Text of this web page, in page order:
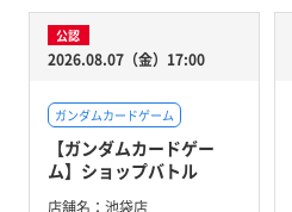
公認
2026.08.07（金）17:00
ガンダムカードゲーム
【ガンダムカードゲー
ム】ショップバトル
店舗名： 池袋店